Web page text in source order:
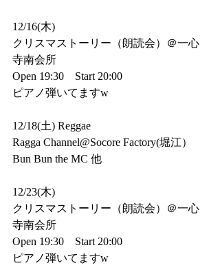
12/16(木)
クリスマストーリー（朗読会）＠一心
寺南会所
Open 19:30    Start 20:00
ピアノ弾いてますw
12/18(土) Reggae
Ragga Channel@Socore Factory(堀江）
Bun Bun the MC 他
12/23(木)
クリスマストーリー（朗読会）＠一心
寺南会所
Open 19:30    Start 20:00
ピアノ弾いてますw